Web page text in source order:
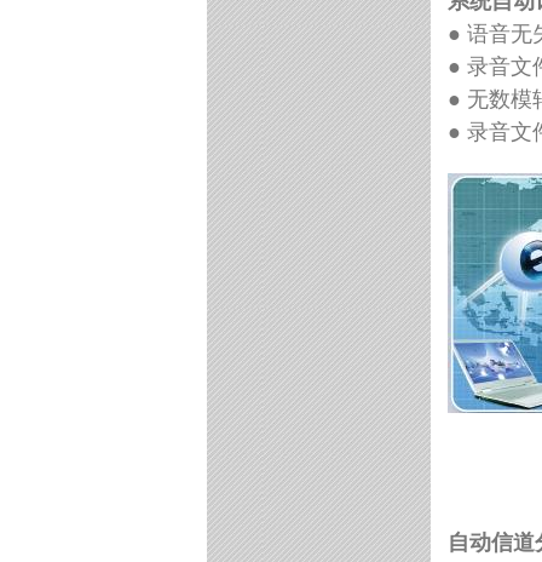
● 语音无
● 录音文
● 无数模
● 录音文
自动信